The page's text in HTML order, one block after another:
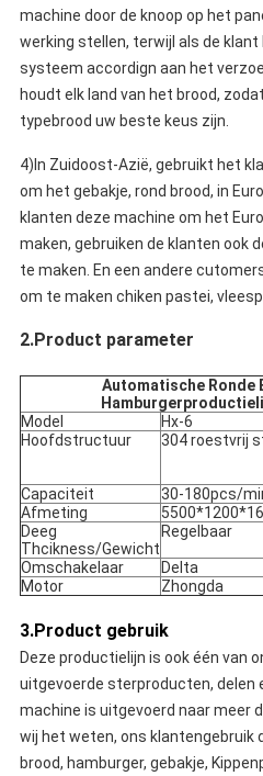
machine door de knoop op het
werking stellen, terwijl als de
systeem accordign aan het
houdt elk land van het brood,
typebrood uw beste keus zijn.
4) In Zuidoost-Azië, gebruikt het
om het gebakje, rond brood, in
klanten deze machine om het
maken, gebruiken de klanten ook
te maken. En een andere
om te maken chiken pastei,
2.Product parameter
Automatische Ronde
Model
Hx-6
Hoofdstructuur
304 roestvrij
Capaciteit
30-180pcs/
Afmeting
Deeg
Thcikness/Gewicht
Regelbaar
Omschakelaar Delta
Motor
Zhongda
3.Product gebruik
Deze productielijn is ook één van
uitgevoerde sterproducten, delen
machine is uitgevoerd naar meer
wij het weten, ons klantengebruik
brood, hamburger, gebakje,